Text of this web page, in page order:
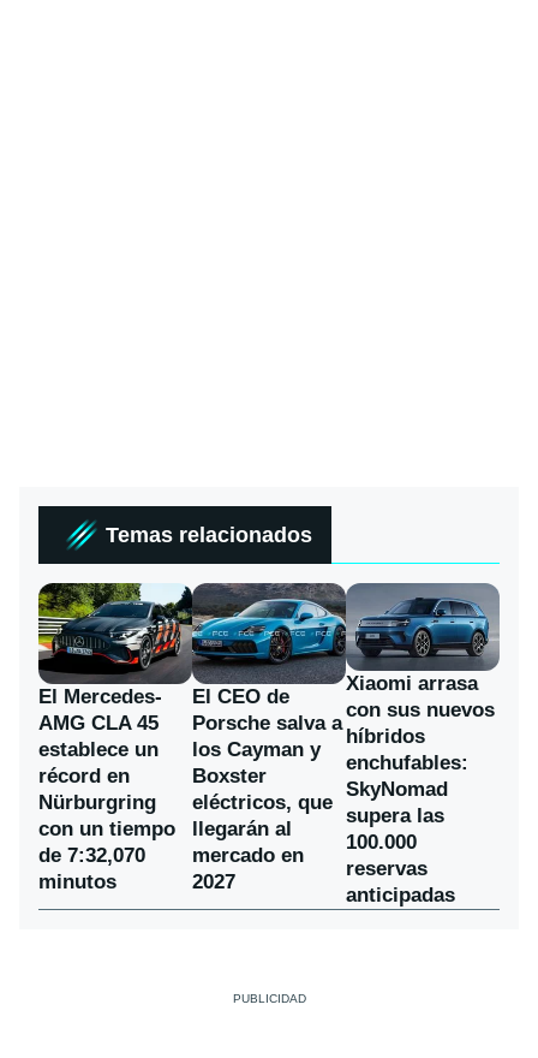
Temas relacionados
El Mercedes-
AMG CLA 45
establece un
récord en
Nürburgring
con un tiempo
de 7:32,070
minutos
El CEO de
Porsche salva a
los Cayman y
Boxster
eléctricos, que
llegarán al
mercado en
2027
Xiaomi arrasa
con sus nuevos
híbridos
enchufables:
SkyNomad
supera las
100.000
reservas
anticipadas